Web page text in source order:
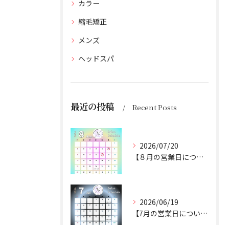
カラー
縮毛矯正
メンズ
ヘッドスパ
最近の投稿 Recent Posts
2026/07/20
【８月の営業日について】
2026/06/19
【7月の営業日について】